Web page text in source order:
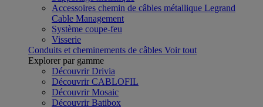
Accessoires chemin de câbles métallique Legrand
Cable Management
Système coupe-feu
Visserie
Conduits et cheminements de câbles Voir tout
Explorer par gamme
Découvrir Drivia
Découvrir CABLOFIL
Découvrir Mosaic
Découvrir Batibox